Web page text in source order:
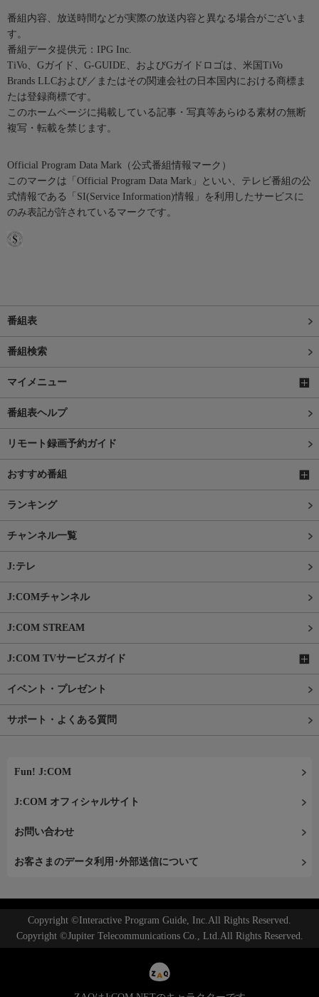
番組内容、放送時間などが実際の放送内容と異なる場合がございま
す。
番組データ提供元：IPG Inc.
TiVo、Gガイド、G-GUIDE、およびGガイドロゴは、米国TiVo
Brands LLCおよび／またはその関連会社の日本国内における商標ま
たは登録商標です。
このホームページに掲載している記事・写真等あらゆる素材の無断
複写・転載を禁じます。
Official Program Data Mark（公式番組情報マーク）
このマークは「Official Program Data Mark」といい、テレビ番組の公
式情報である「SI(Service Information)情報」を利用したサービスに
のみ表記が許されているマークです。
番組表
番組検索
マイメニュー
番組表ヘルプ
リモート録画予約ガイド
おすすめ番組
ランキング
チャンネル一覧
J:テレ
J:COMチャンネル
J:COM STREAM
J:COM TVサービスガイド
イベント・プレゼント
サポート・よくある質問
Fun! J:COM
J:COM オフィシャルサイト
お問い合わせ
お客さまのデータ利用･外部送信について
Copyright ©Interactive Program Guide, Inc.All Rights Reserved.
Copyright ©Jupiter Telecommunications Co., Ltd.All Rights Reserved.